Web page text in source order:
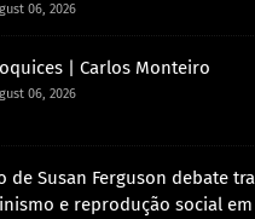
06, 2026
| Carlos Monteiro
06, 2026
de Susan Ferguson debate
e reprodução social